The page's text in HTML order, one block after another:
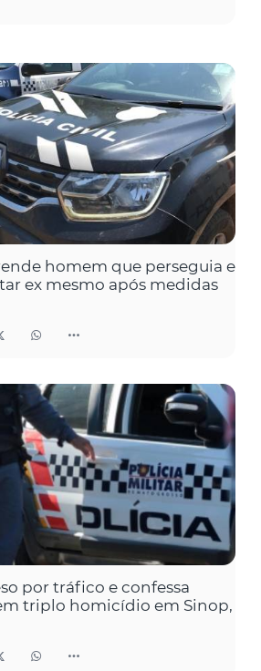
homem que perseguia e
ex mesmo após medidas
por tráfico e confessa
triplo homicídio em Sinop,